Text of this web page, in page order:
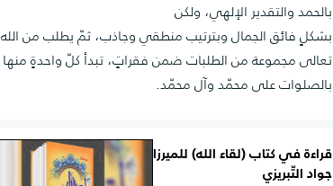
بالحمد والتقدير الإلهي، ولكن
بشكلٍ فائق الجمال وبترتيب منطقي وجاذب، ثمّ يطلب من الله
تعالى مجموعة من الطلبات ضمن فقراتٍ، تبدأ كلّ واحدةٍ منها
بالصلوات على محمّد وآل محمّد.
قراءة في كتاب (لقاء الله) للميرزا
جواد التّبريزي